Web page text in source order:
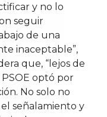
y no lo
seguir
de una
inaceptable”,
que, “lejos de
PSOE optó por
No solo no
señalamiento y